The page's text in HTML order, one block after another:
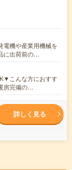
電機や産業用機械を
に出荷前の…
こんな方におすす
房完備の…
詳しく見る